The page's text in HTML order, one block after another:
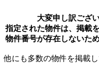
大変申し訳ござ
指定された物件は、掲載
物件番号が存在しないた
他にも多数の物件を掲載